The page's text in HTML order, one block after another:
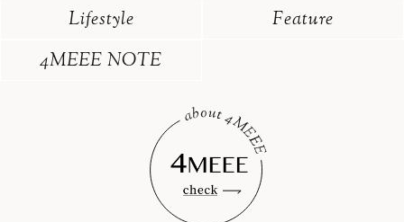
Lifestyle
Feature
4MEEE NOTE